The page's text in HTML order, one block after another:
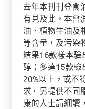
去年本刊刊登食
有見及此，本會
油、植物牛油及
等含量，及污染
結果16款樣本驗
醇；多達15款檢
20%以上，或不
求。另提供不同
康的人士請細讀